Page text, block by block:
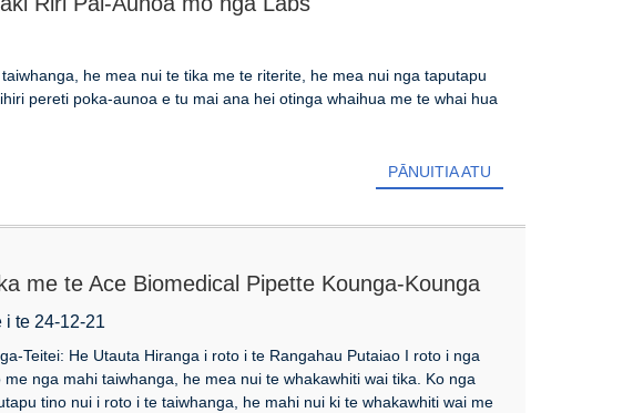
he mea nui te tika me te riterite, he mea nui nga taputapu
pereti poka-aunoa e tu mai ana hei otinga whaihua me te whai hua
PĀNUITIA ATU
me te Ace Biomedical Pipette Kounga-Kounga
i te 24-12-21
Teitei: He Utauta Hiranga i roto i te Rangahau Putaiao I roto i nga
nga mahi taiwhanga, he mea nui te whakawhiti wai tika. Ko nga
tino nui i roto i te taiwhanga, he mahi nui ki te whakawhiti wai me